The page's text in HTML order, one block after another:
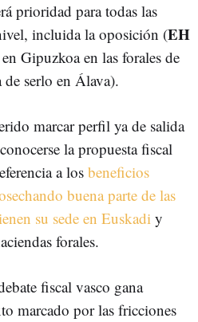
prioridad para todas las
incluida la oposición (EH
Gipuzkoa en las forales de
serlo en Álava).
marcar perfil ya de salida
la propuesta fiscal
a los beneficios
buena parte de las
su sede en Euskadi y
forales.
fiscal vasco gana
marcado por las fricciones